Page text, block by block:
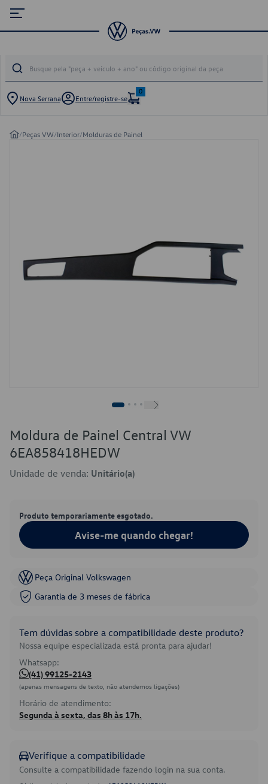
Nova Serrana Entre/registre-se
0
/Peças VW/Interior/Molduras de Painel
Moldura de Painel Central VW
6EA858418HEDW
Unidade de venda: Unitário(a)
Produto temporariamente esgotado.
Avise-me quando chegar!
Peça Original Volkswagen
Garantia de 3 meses de fábrica
Tem dúvidas sobre a compatibilidade deste produto?
Nossa equipe especializada está pronta para ajudar!
Whatsapp:
(41) 99125-2143
(apenas mensagens de texto, não atendemos ligações)
Horário de atendimento:
Segunda à sexta, das 8h às 17h.
Verifique a compatibilidade
Consulte a compatibilidade fazendo login na sua conta.